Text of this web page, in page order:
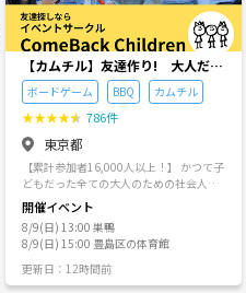
✨同世代じゃない方✨フレネミー と、い
ろいろ書きましたが『このお店に行って
みたい』『みんなでご飯食べて話がした
い』『その街でしたいことがあるから そ
の前にランチしたい』『余暇を楽しみた
い』『息抜きしたい』など、気軽に来て
いただけたら嬉しいです✨ 🪴お知らせ
🪴 サークルの年齢幅は同世代がいいので
40代中心です 女性が１人にならないよう
に男女バランスは調整させていただきま
すので ご了承ください⭐️ プロフィールに
性別表記してない方は性別を、名前が初
期設定の方は当日に呼んで欲しい呼び方
を教えてください 友達感覚がいいし、主
催として不慣れな部分や至らぬ点がいっ
ぱいあると思いますので、参加費の500
円は会計のときにお返しします🍰 同じお
店でイベントを開催する場合、そのお店
【カムチル】友達作り! 大人だけ
どはしゃぎたい ～カムバックチル
ドレン～ 【累計参加者16000人
以上！】
ボードゲーム BBQ カムチル
★★★★★ 786件
東京都
【累計参加者16,000人以上！】 かつて子
どもだった全ての大人のための社会人サ
ークル✨ **カムバックチルドレン（カム
チル）**です！🙌 🌟サークルの目的 ・
童心に返りたい ・新しいことに挑戦した
い ・遊びを通じて友達を作りたい ・体を
動かしたい ・仕事と関係ない人と話した
い 主な年齢層は 20〜30代、男女比は 6：
開催イベント
8/9(日) 13:00 巣鴨
8/9(日) 15:00 豊島区の体育館
更新日：12時間前